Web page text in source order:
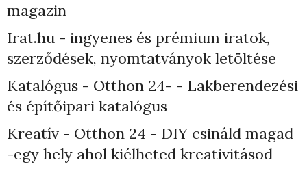
magazin
Irat.hu - ingyenes és prémium iratok,
szerződések, nyomtatványok letöltése
Katalógus - Otthon 24- - Lakberendezési
és építőipari katalógus
Kreatív - Otthon 24 - DIY csináld magad
-egy hely ahol kiélheted kreativitásod